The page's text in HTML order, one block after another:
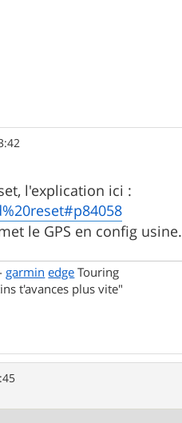
l'explication ici :
le GPS en config usine.
garmin edge Touring
t'avances plus vite"